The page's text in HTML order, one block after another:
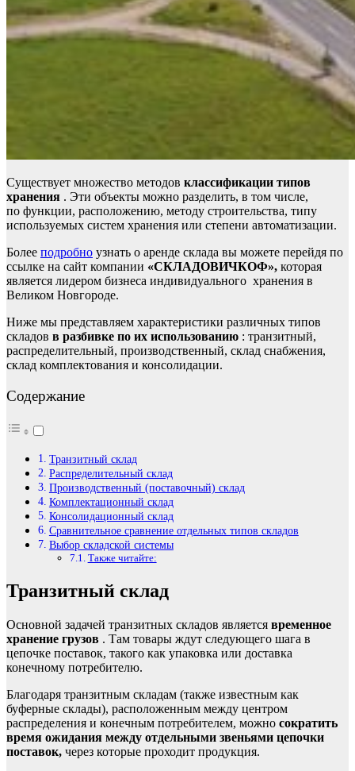
Существует множество методов классификации типов
хранения . Эти объекты можно разделить, в том числе,
по функции, расположению, методу строительства, типу
используемых систем хранения или степени автоматизации.
Более подробно узнать о аренде склада вы можете перейдя по
ссылке на сайт компании «СКЛАДОВИЧКОФ», которая
является лидером бизнеса индивидуального хранения в
Великом Новгороде.
Ниже мы представляем характеристики различных типов
складов в разбивке по их использованию : транзитный,
распределительный, производственный, склад снабжения,
склад комплектования и консолидации.
Содержание
Транзитный склад
Распределительный склад
Производственный (поставочный) склад
Комплектационный склад
Консолидационный склад
Сравнительное сравнение отдельных типов складов
Выбор складской системы
Также читайте:
Транзитный склад
Основной задачей транзитных складов является временное
хранение грузов . Там товары ждут следующего шага в
цепочке поставок, такого как упаковка или доставка
конечному потребителю.
Благодаря транзитным складам (также известным как
буферные склады), расположенным между центром
распределения и конечным потребителем, можно сократить
время ожидания между отдельными звеньями цепочки
поставок, через которые проходит продукция.